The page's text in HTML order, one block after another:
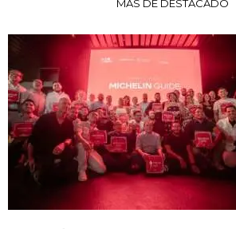
MÁS DE DESTACADO